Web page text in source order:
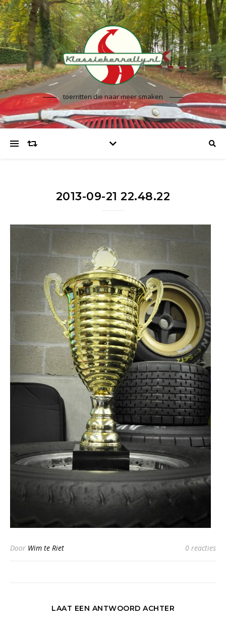
toerritten die naar meer smaken
2013-09-21 22.48.22
Door Wim te Riet 0 reacties
LAAT EEN ANTWOORD ACHTER